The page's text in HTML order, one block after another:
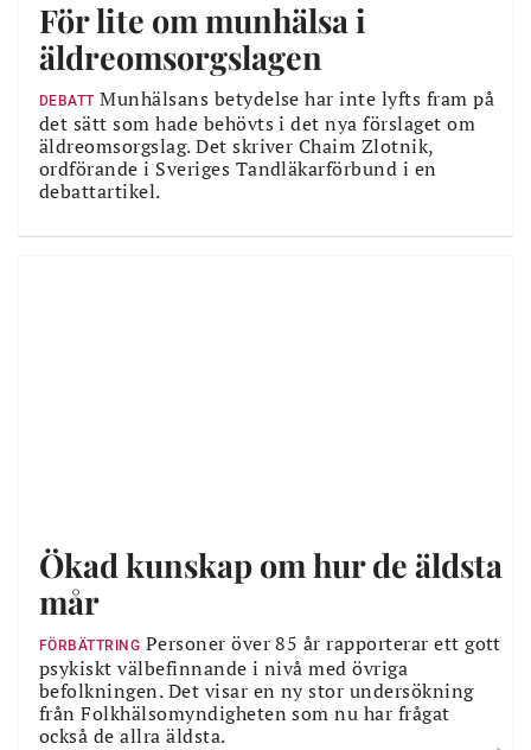
För lite om munhälsa i
äldreomsorgslagen
DEBATT Munhälsans betydelse har inte lyfts fram på
det sätt som hade behövts i det nya förslaget om
äldreomsorgslag. Det skriver Chaim Zlotnik,
ordförande i Sveriges Tandläkarförbund i en
debattartikel.
Ökad kunskap om hur de äldsta
mår
FÖRBÄTTRING Personer över 85 år rapporterar ett gott
psykiskt välbefinnande i nivå med övriga
befolkningen. Det visar en ny stor undersökning
från Folkhälsomyndigheten som nu har frågat
också de allra äldsta.